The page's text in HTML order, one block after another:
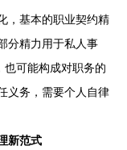
，基本的职业契约精
分精力用于私人事
也可能构成对职务的
义务，需要个人自律
新范式